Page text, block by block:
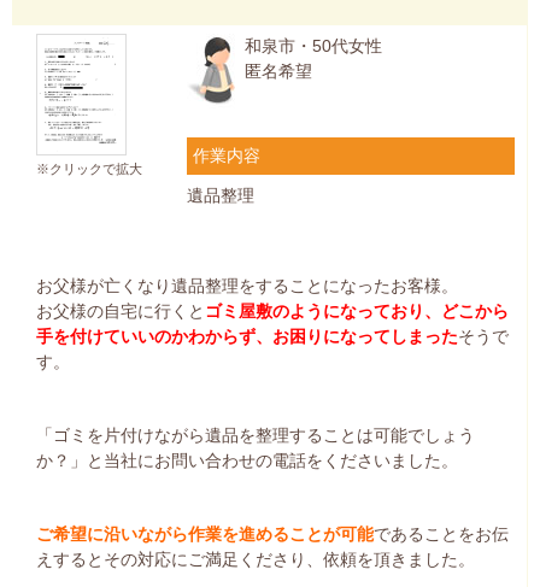
※クリックで拡大
和泉市・50代女性
匿名希望
作業内容
遺品整理
お父様が亡くなり遺品整理をすることになったお客様。
お父様の自宅に行くと ゴミ屋敷のようになっており、どこから
手を付けていいのかわからず、お困りになってしまったそうで
す。
「ゴミを片付けながら遺品を整理することは可能でしょう
か？」と当社にお問い合わせの電話をくださいました。
ご希望に沿いながら作業を進めることが可能であることをお伝
えするとその対応にご満足くださり、依頼を頂きました。